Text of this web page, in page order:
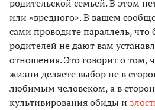
родительской семьей. В этом
или «вредного». В вашем
сами проводите параллель, что
родителей не дают вам
отношения. Это говорит о том,
жизни делаете выбор не в
любимым человеком, а в
культивирования обиды и